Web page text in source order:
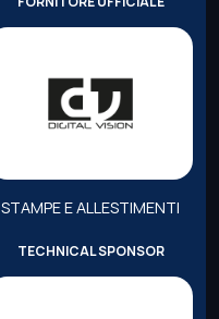
STAMPE E ALLESTIMENTI
TECHNICAL SPONSOR